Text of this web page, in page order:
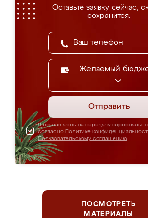
Оставьте заявку сейчас,
сохранится.
Желаемый
Отправить
Я соглашаюсь на передачу
согласно Политике
Пользовательскому соглашению
ПОСМОТРЕТЬ
МАТЕРИАЛЫ